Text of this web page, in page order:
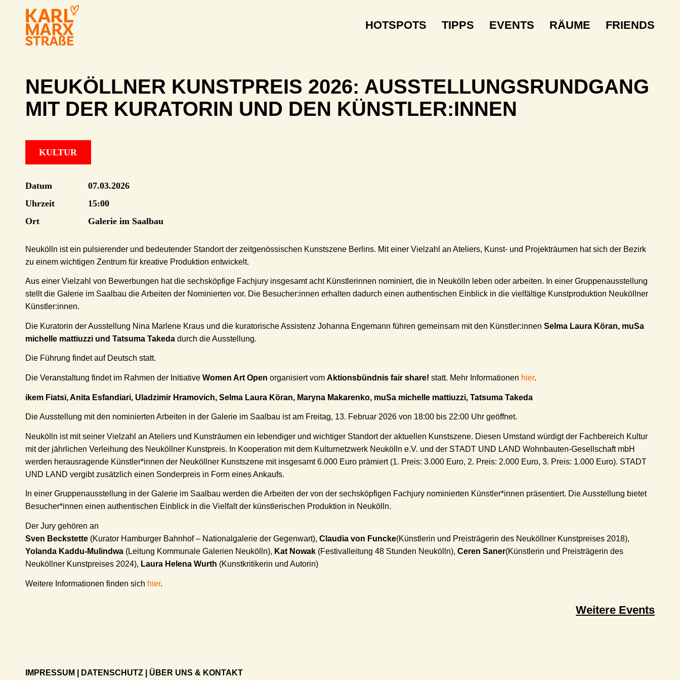
HOTSPOTS TIPPS EVENTS RÄUME FRIENDS
NEUKÖLLNER KUNSTPREIS 2026: AUSSTELLUNGSRUNDGANG
MIT DER KURATORIN UND DEN KÜNSTLER:INNEN
KULTUR
Datum
07.03.2026
Uhrzeit
15:00
Ort
Galerie im Saalbau
Neukölln ist ein pulsierender und bedeutender Standort der zeitgenössischen Kunstszene Berlins. Mit einer Vielzahl an Ateliers, Kunst- und Projekträumen hat sich der Bezirk
zu einem wichtigen Zentrum für kreative Produktion entwickelt.
Aus einer Vielzahl von Bewerbungen hat die sechsköpfige Fachjury insgesamt acht Künstlerinnen nominiert, die in Neukölln leben oder arbeiten. In einer Gruppenausstellung
stellt die Galerie im Saalbau die Arbeiten der Nominierten vor. Die Besucher:innen erhalten dadurch einen authentischen Einblick in die vielfältige Kunstproduktion Neuköllner
Künstler:innen.
Die Kuratorin der Ausstellung Nina Marlene Kraus und die kuratorische Assistenz Johanna Engemann führen gemeinsam mit den Künstler:innen Selma Laura Köran, muSa
michelle mattiuzzi und Tatsuma Takeda durch die Ausstellung.
Die Führung findet auf Deutsch statt.
Die Veranstaltung findet im Rahmen der Initiative Women Art Open organisiert vom Aktionsbündnis fair share! statt. Mehr Informationen hier.
ikem Fiatsi, Anita Esfandiari, Uladzimir Hramovich, Selma Laura Köran, Maryna Makarenko, muSa michelle mattiuzzi, Tatsuma Takeda
Die Ausstellung mit den nominierten Arbeiten in der Galerie im Saalbau ist am Freitag, 13. Februar 2026 von 18:00 bis 22:00 Uhr geöffnet.
Neukölln ist mit seiner Vielzahl an Ateliers und Kunsträumen ein lebendiger und wichtiger Standort der aktuellen Kunstszene. Diesen Umstand würdigt der Fachbereich Kultur
mit der jährlichen Verleihung des Neuköllner Kunstpreis. In Kooperation mit dem Kulturnetzwerk Neukölln e.V. und der STADT UND LAND Wohnbauten-Gesellschaft mbH
werden herausragende Künstler*innen der Neuköllner Kunstszene mit insgesamt 6.000 Euro prämiert (1. Preis: 3.000 Euro, 2. Preis: 2.000 Euro, 3. Preis: 1.000 Euro). STADT
UND LAND vergibt zusätzlich einen Sonderpreis in Form eines Ankaufs.
In einer Gruppenausstellung in der Galerie im Saalbau werden die Arbeiten der von der sechsköpfigen Fachjury nominierten Künstler*innen präsentiert. Die Ausstellung bietet
Besucher*innen einen authentischen Einblick in die Vielfalt der künstlerischen Produktion in Neukölln.
Der Jury gehören an
Sven Beckstette (Kurator Hamburger Bahnhof – Nationalgalerie der Gegenwart), Claudia von Funcke(Künstlerin und Preisträgerin des Neuköllner Kunstpreises 2018),
Yolanda Kaddu-Mulindwa (Leitung Kommunale Galerien Neukölln), Kat Nowak (Festivalleitung 48 Stunden Neukölln), Ceren Saner(Künstlerin und Preisträgerin des
Neuköllner Kunstpreises 2024), Laura Helena Wurth (Kunstkritikerin und Autorin)
Weitere Informationen finden sich hier.
Weitere Events
IMPRESSUM DATENSCHUTZ ÜBER UNS & KONTAKT